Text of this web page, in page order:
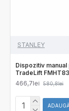
STANLEY
Dispozitiv
TradeLift
466,7lei
580,8lei